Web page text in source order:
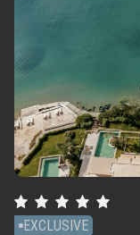
EXCLUSIVE